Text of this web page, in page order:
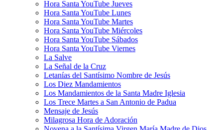
Hora Santa YouTube Jueves
Hora Santa YouTube Lunes
Hora Santa YouTube Martes
Hora Santa YouTube Miércoles
Hora Santa YouTube Sábados
Hora Santa YouTube Viernes
La Salve
La Señal de la Cruz
Letanías del Santísimo Nombre de Jesús
Los Diez Mandamientos
Los Mandamientos de la Santa Madre Iglesia
Los Trece Martes a San Antonio de Padua
Mensaje de Jesús
Milagrosa Hora de Adoración